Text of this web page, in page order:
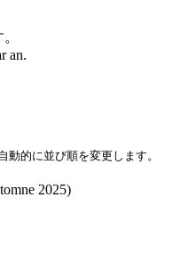
ます。
an.
動的に並び順を変更します。
2025)